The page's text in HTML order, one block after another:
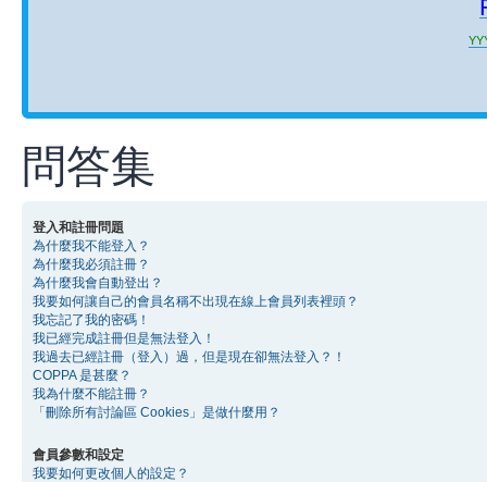
問答集
登入和註冊問題
為什麼我不能登入？
為什麼我必須註冊？
為什麼我會自動登出？
我要如何讓自己的會員名稱不出現在線上會員列表裡頭？
我忘記了我的密碼！
我已經完成註冊但是無法登入！
我過去已經註冊（登入）過，但是現在卻無法登入？！
COPPA 是甚麼？
我為什麼不能註冊？
「刪除所有討論區 Cookies」是做什麼用？
會員參數和設定
我要如何更改個人的設定？